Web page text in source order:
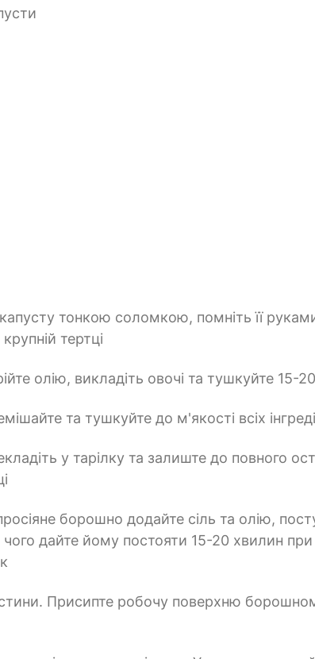
тонкою соломкою, помніть її
тертці
олію, викладіть овочі та тушкуйте
та тушкуйте до м'якості всіх
у тарілку та залиште до повного
просіяне борошно додайте сіль та олію,
чого дайте йому постояти 15-20 хвилин
Присипте робочу поверхню